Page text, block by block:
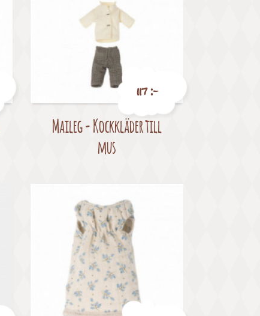
Pris
117 :-
Maileg - Kockkläder till
mus